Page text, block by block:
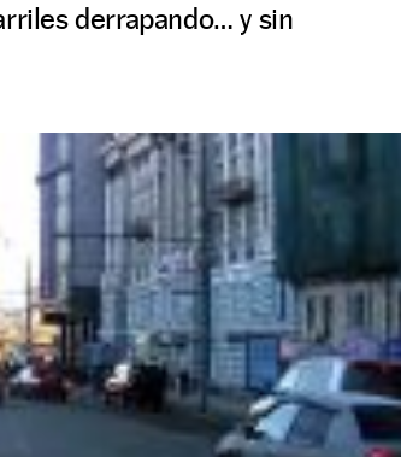
derrapando… y sin